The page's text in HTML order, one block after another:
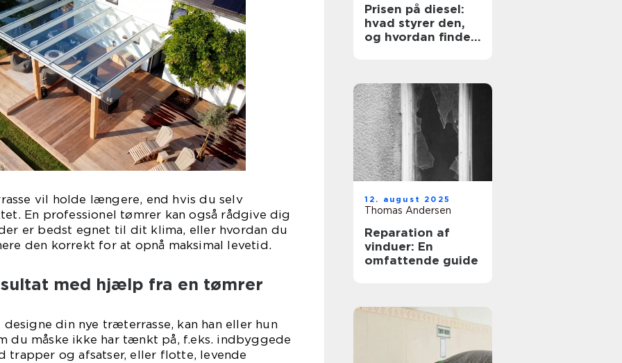
vil holde længere, end hvis du selv
En professionel tømrer kan også rådgive dig
er bedst egnet til dit klima, eller hvordan du
den korrekt for at opnå maksimal levetid.
med hjælp fra en tømrer
din nye træterrasse, kan han eller hun
du måske ikke har tænkt på, f.eks. indbyggede
trapper og afsatser, eller flotte, levende
Prisen på diesel:
hvad styrer den,
og hvordan finder
12. august 2025
Thomas Andersen
Reparation af
vinduer: En
omfattende guide